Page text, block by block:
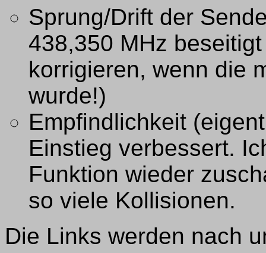
Sprung/Drift der
438,350 MHz
korrigieren, wenn die
wurde!)
Empfindlichkeit
Einstieg verbessert.
Funktion wieder
so viele Kollisionen.
Die Links werden nach